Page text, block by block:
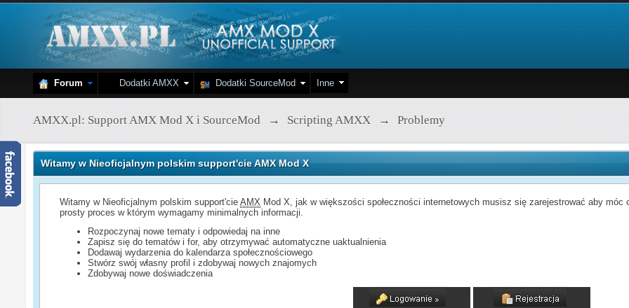
Forum Dodatki AMXX Dodatki SourceMod Inne
AMXX.pl: Support AMX Mod X i SourceMod → Scripting AMXX → Problemy
Witamy w Nieoficjalnym polskim support'cie AMX Mod X
Witamy w Nieoficjalnym polskim support'cieAMX Mod X, jak w większości społeczności internetowych musisz się zarejestrować aby
prosty proces w którym wymagamy minimalnych informacji.
Rozpoczynaj nowe tematy i odpowiedaj na inne
Zapisz się do tematów i for, aby otrzymywać automatyczne uaktualnienia
Dodawaj wydarzenia do kalendarza społecznościowego
Stwórz swój własny profil i zdobywaj nowych znajomych
Zdobywaj nowe doświadczenia